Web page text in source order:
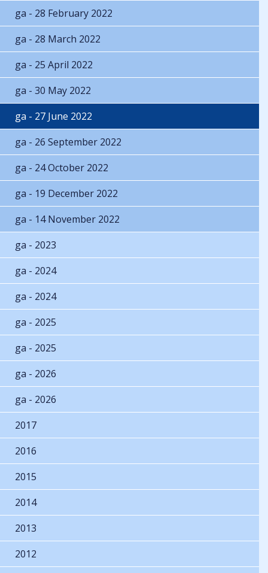
ga - 28 February 2022
ga - 28 March 2022
ga - 25 April 2022
ga - 30 May 2022
ga - 27 June 2022
ga - 26 September 2022
ga - 24 October 2022
ga - 19 December 2022
ga - 14 November 2022
ga - 2023
ga - 2024
ga - 2024
ga - 2025
ga - 2025
ga - 2026
ga - 2026
2017
2016
2015
2014
2013
2012